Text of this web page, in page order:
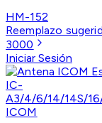
HM-152
Reemplazo
3000
Iniciar Sesión
ICOM